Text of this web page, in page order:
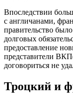
Впоследствии
с англичанами,
правительство
долговых
предоставление
представители
договориться не
Троцкий и